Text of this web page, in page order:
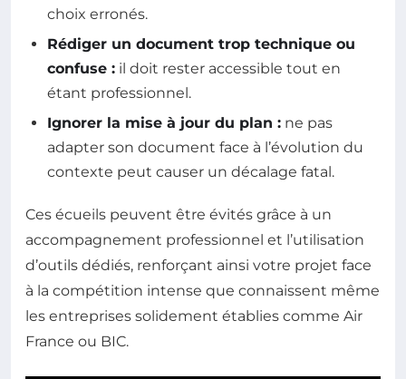
choix erronés.
Rédiger un document trop technique ou
confuse : il doit rester accessible tout en
étant professionnel.
Ignorer la mise à jour du plan : ne pas
adapter son document face à l’évolution du
contexte peut causer un décalage fatal.
Ces écueils peuvent être évités grâce à un
accompagnement professionnel et l’utilisation
d’outils dédiés, renforçant ainsi votre projet face
à la compétition intense que connaissent même
les entreprises solidement établies comme Air
France ou BIC.